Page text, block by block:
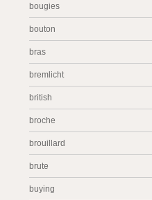
bougies
bouton
bras
bremlicht
british
broche
brouillard
brute
buying